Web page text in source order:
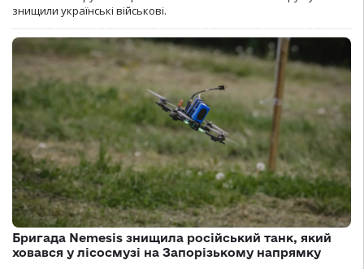
знищили українські військові.
Бригада Nemesis знищила російський танк, який
ховався у лісосмузі на Запорізькому напрямку